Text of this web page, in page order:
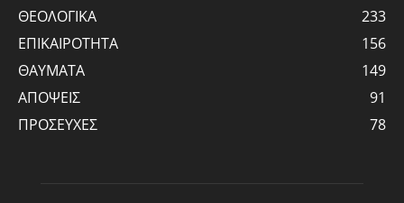
ΘΕΟΛΟΓΙΚΑ
233
ΕΠΙΚΑΙΡΟΤΗΤΑ
156
ΘΑΥΜΑΤΑ
149
ΑΠΟΨΕΙΣ
91
ΠΡΟΣΕΥΧΕΣ
78